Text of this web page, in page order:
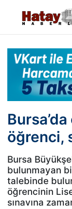
öğrenci,
Bursa
bulunmayan
talebinde
öğrencinin
sınavına